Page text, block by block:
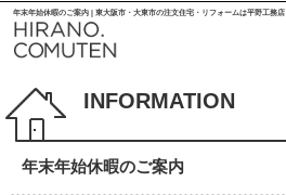
年末年始休暇のご案内 | 東大阪市・大東市の注文住宅・リフォームは平野工務店
INFORMATION
年末年始休暇のご案内